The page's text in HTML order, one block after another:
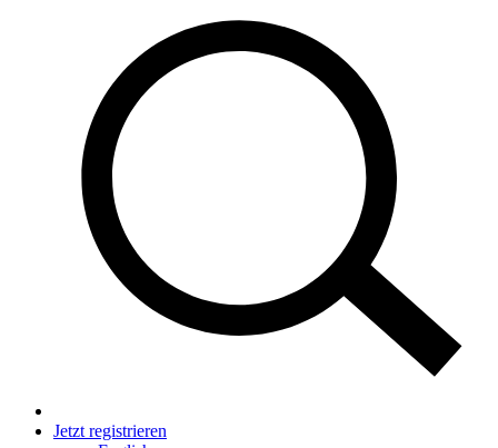
Jetzt registrieren